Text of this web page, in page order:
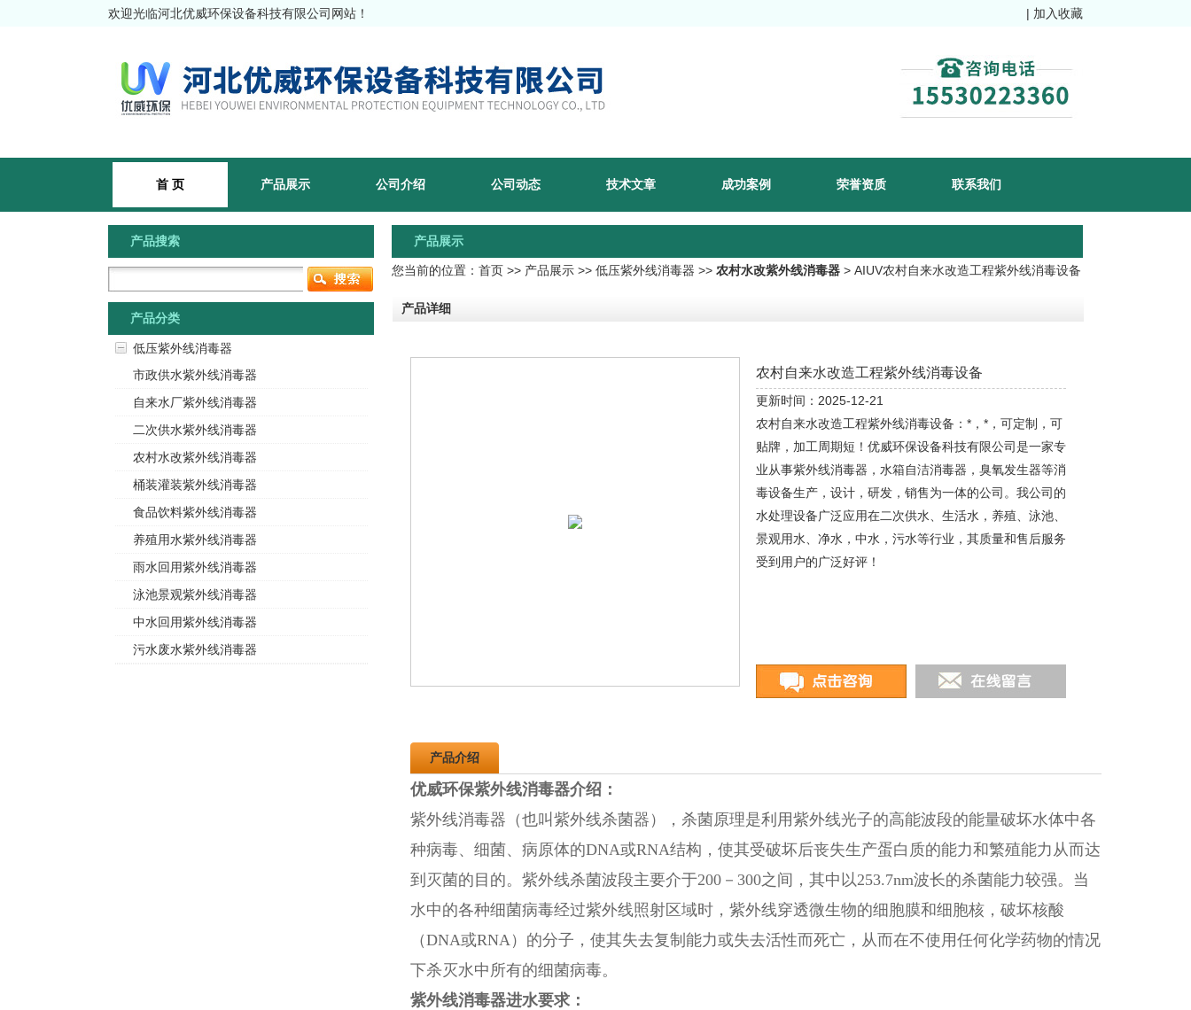
欢迎光临河北优威环保设备科技有限公司网站！ | 加入收藏
首 页 产品展示 公司介绍 公司动态 技术文章 成功案例 荣誉资质 联系我们
产品展示
您当前的位置： 首页 >> 产品展示 >> 低压紫外线消毒器 >> 农村水改紫外线消毒器 > AIUV农村自来水改造工程紫外线消毒设备
产品详细
农村自来水改造工程紫外线消毒设备
更新时间：2025-12-21
农村自来水改造工程紫外线消毒设备：*，*，可定制，可
贴牌，加工周期短！优威环保设备科技有限公司是一家专
业从事紫外线消毒器，水箱自洁消毒器，臭氧发生器等消
毒设备生产，设计，研发，销售为一体的公司。我公司的
水处理设备广泛应用在二次供水、生活水，养殖、泳池、
景观用水、净水，中水，污水等行业，其质量和售后服务
受到用户的广泛好评！
产品介绍
优威环保紫外线消毒器介绍：
紫外线消毒器（也叫紫外线杀菌器），杀菌原理是利用紫外线光子的高能波段的能量破坏水体中各
种病毒、细菌、病原体的DNA或RNA结构，使其受破坏后丧失生产蛋白质的能力和繁殖能力从而达
到灭菌的目的。紫外线杀菌波段主要介于200－300之间，其中以253.7nm波长的杀菌能力较强。当
水中的各种细菌病毒经过紫外线照射区域时，紫外线穿透微生物的细胞膜和细胞核，破坏核酸
（DNA或RNA）的分子，使其失去复制能力或失去活性而死亡，从而在不使用任何化学药物的情况
下杀灭水中所有的细菌病毒。
紫外线消毒器进水要求：
产品搜索
产品分类
低压紫外线消毒器
市政供水紫外线消毒器
自来水厂紫外线消毒器
二次供水紫外线消毒器
农村水改紫外线消毒器
桶装灌装紫外线消毒器
食品饮料紫外线消毒器
养殖用水紫外线消毒器
雨水回用紫外线消毒器
泳池景观紫外线消毒器
中水回用紫外线消毒器
污水废水紫外线消毒器